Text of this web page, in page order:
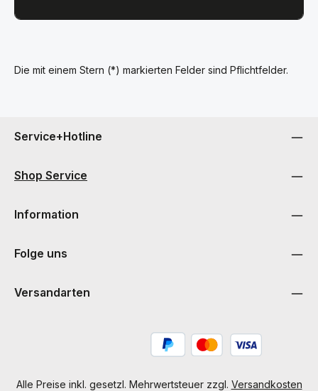
Die mit einem Stern (*) markierten Felder sind Pflichtfelder.
Service+Hotline
Shop Service
Information
Folge uns
Versandarten
Alle Preise inkl. gesetzl. Mehrwertsteuer zzgl. Versandkosten